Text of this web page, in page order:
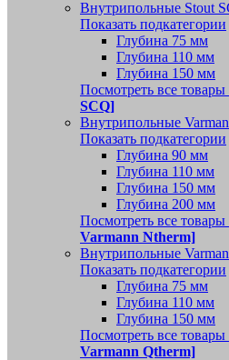
Внутрипольные Stout
Показать подкатегории
Глубина 75 мм
Глубина 110 мм
Глубина 150 мм
Посмотреть все товары
SCQ]
Внутрипольные
Показать подкатегории
Глубина 90 мм
Глубина 110 мм
Глубина 150 мм
Глубина 200 мм
Посмотреть все товары
Varmann Ntherm]
Внутрипольные
Показать подкатегории
Глубина 75 мм
Глубина 110 мм
Глубина 150 мм
Посмотреть все товары
Varmann Qtherm]